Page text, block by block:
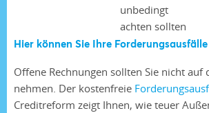
Hier können Sie Ihre
Offene Rechnungen sollten Sie nicht auf
nehmen. Der kostenfreie
Creditreform zeigt Ihnen, wie teuer